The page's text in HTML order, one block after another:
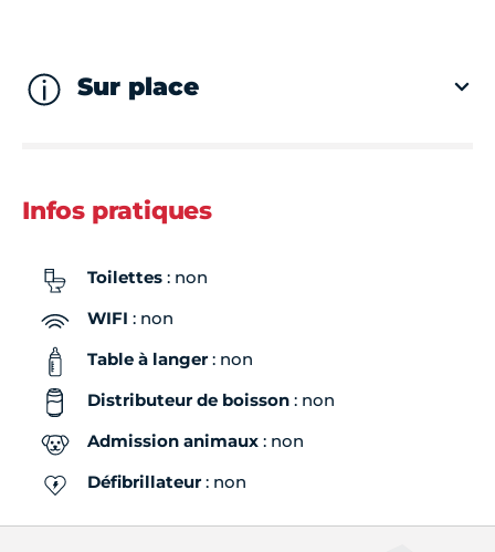
Sur place
Infos pratiques
Toilettes : non
WIFI : non
Table à langer: non
Distributeur de boisson : non
Admission animaux : non
Défibrillateur: non